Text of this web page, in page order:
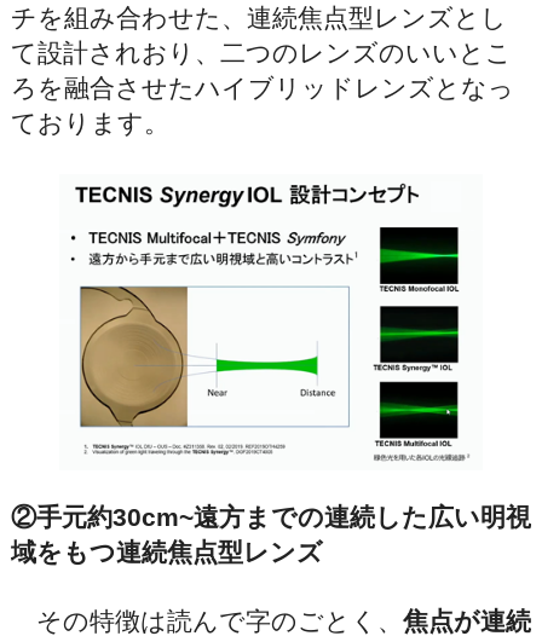
チを組み合わせた、連続焦点型レンズとし
て設計されおり、二つのレンズのいいとこ
ろを融合させたハイブリッドレンズとなっ
ております。
②手元約30cm~遠方までの連続した広い明視
域をもつ連続焦点型レンズ
その特徴は読んで字のごとく、 焦点が連続